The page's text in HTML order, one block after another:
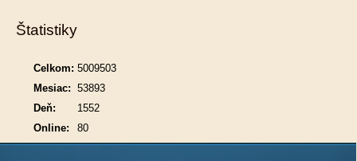
Štatistiky
Online: 80
Celkom: 5009503
Mesiac: 53893
Deň:
1552